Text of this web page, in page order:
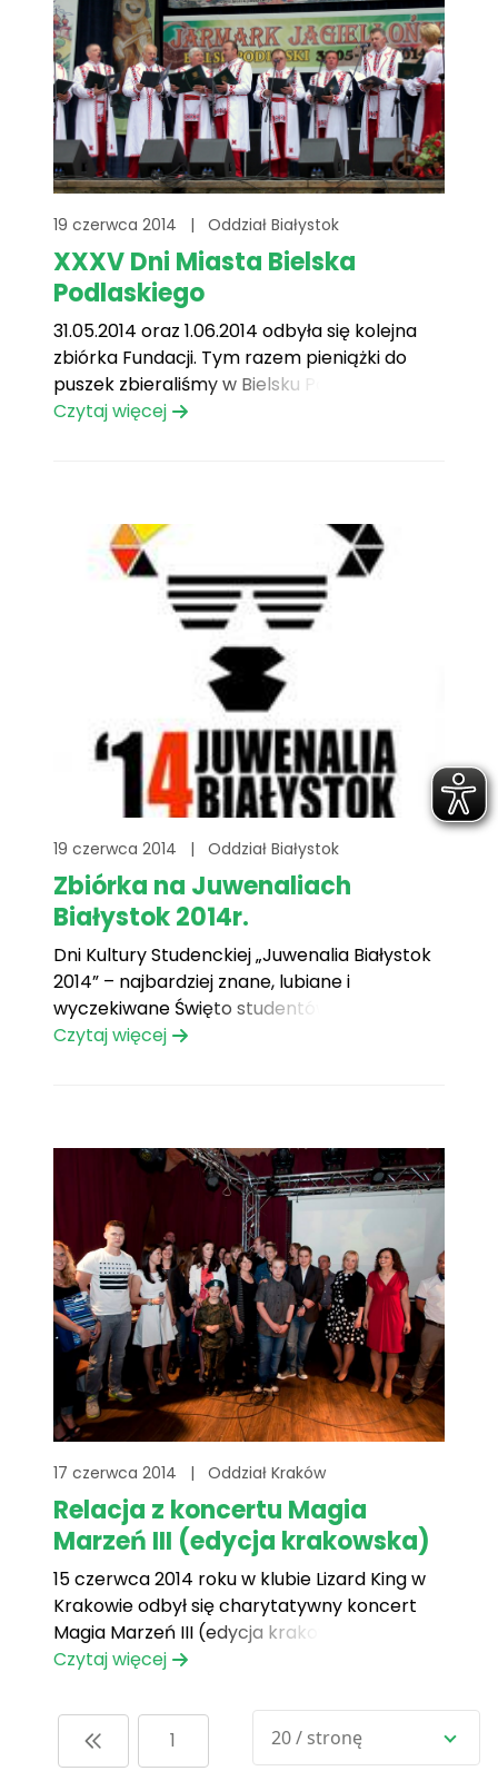
19 czerwca 2014 | Oddział Białystok
XXXV Dni Miasta Bielska
Podlaskiego
31.05.2014 oraz 1.06.2014 odbyła się kolejna
zbiórka Fundacji. Tym razem pieniążki do
puszek zbieraliśmy w Bielsku Podlaskim
podczas XXXV Dni Miasta Bielska
Czytaj więcej
19 czerwca 2014 | Oddział Białystok
Zbiórka na Juwenaliach
Białystok 2014r.
Dni Kultury Studenckiej „Juwenalia Białystok
2014” – najbardziej znane, lubiane i
wyczekiwane Święto studentów.
Czytaj więcej
17 czerwca 2014 | Oddział Kraków
Relacja z koncertu Magia
Marzeń III (edycja krakowska)
15 czerwca 2014 roku w klubie Lizard King w
Krakowie odbył się charytatywny koncert
Magia Marzeń III (edycja krakowska). Już po
raz trzeci Fundacja Mam Marzenie
magii spełnionych marzeń.
Czytaj więcej
1 20 / stronę